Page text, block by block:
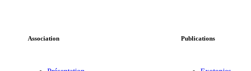
Association Publications